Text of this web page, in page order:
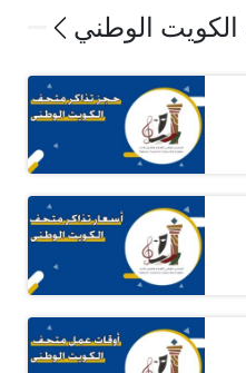
الوطني